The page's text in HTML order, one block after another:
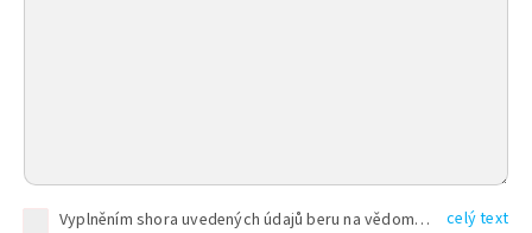
Vyplněním shora uvedených údajů beru na vědomí, že společnost TEXT FACTORY s.r.o., sídlem Brno, Durďákova 336/29, Černá Pole, PSČ: 613 00, IČ: 06157831, zapsané u Krajského soudu v Brně, oddíl C, vložka 100399, bude zpracovávat mé osobní údaje uvedené v rámci mnou vyplněného registračního formuláře na základě oprávněných zájmů TEXT FACTORY s.r.o. dle čl. 6 odst. 1 písm. f) GDPR a pro splnění právních povinností (čl. 6 odst. 1 písm. c) GDPR), a to pro tyto účely: nezbytnost zajistit oprávnění návštěvníka webových stránek provozovaných společností TEXT FACTORY s.r.o. přispívat aktivně ke zveřejněným článkům nebo v rámci diskusních fór a výkon práv TEXT FACTORY s.r.o. jako administrátora těchto diskusních fór. Více informací o zpracování osobních údajů a právech lze nalézt v celý text